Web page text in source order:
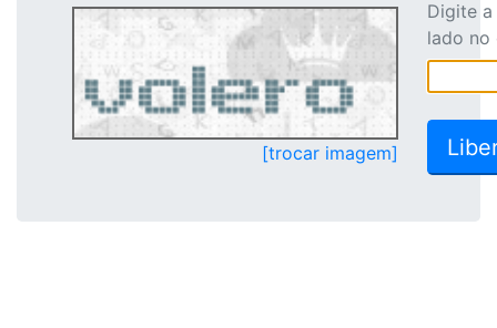
[trocar imagem]
Digite
lado no